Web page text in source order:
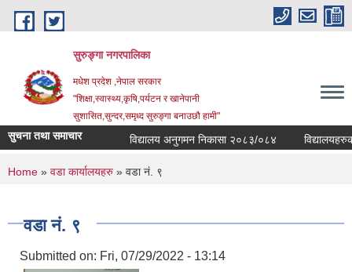
Skip to main content
सुरुङ्‍गा नगरपालिका
मधेश प्रदेश ,नेपाल सरकार
"शिक्षा,स्वास्थ्य,कृषि,पर्यटन र खानेपानी
सुशासित,सुन्दर,समृध्द सुरुङ्गा बनाउछौ हामी"
सुचना तथा समाचार विद्यालय अनुगमन निकासा २०८३/०८४
You are here
Home » वडा कार्यालयहरु » वडा नं. ९
वडा नं. ९
Submitted on: Fri, 07/29/2022 - 13:14